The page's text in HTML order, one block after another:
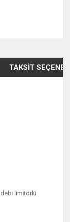
TAKSIT
limitörlü